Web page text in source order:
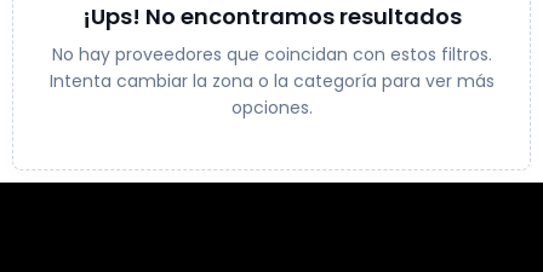
¡Ups! No encontramos resultados
No hay proveedores que coincidan con estos filtros.
Intenta cambiar la zona o la categoría para ver más
opciones.